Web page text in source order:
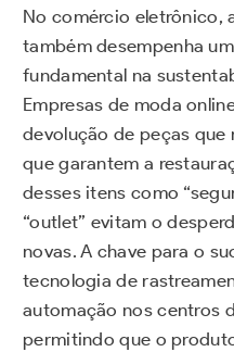
No comércio eletrônico,
também desempenha
fundamental na
Empresas de moda
devolução de peças que
que garantem a
desses itens como
“outlet” evitam o
novas. A chave para o
tecnologia de
automação nos centros
permitindo que o